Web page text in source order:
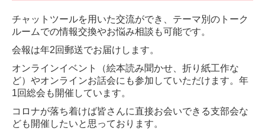
チャットツールを用いた交流ができ、テーマ別のトーク
ルームでの情報交換やお悩み相談も可能です。
会報は年2回郵送でお届けします。
オンラインイベント（絵本読み聞かせ、折り紙工作な
ど）やオンラインお話会にも参加していただけます。年
1回総会も開催しています。
コロナが落ち着けば皆さんに直接お会いできる支部会な
ども開催したいと思っております。